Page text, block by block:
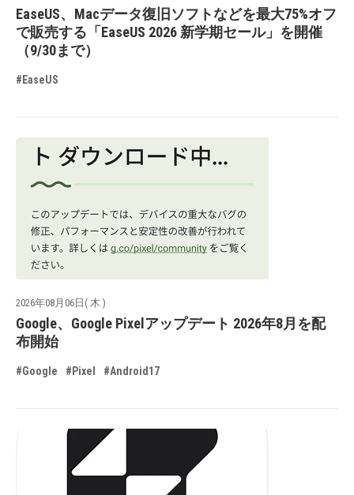
EaseUS、Macデータ復旧ソフトなどを最大75%オフ
で販売する「EaseUS 2026 新学期セール」を開催
（9/30まで）
#EaseUS
2026年08月06日( 木 )
Google、Google Pixelアップデート 2026年8月を配
布開始
#Google #Pixel #Android17